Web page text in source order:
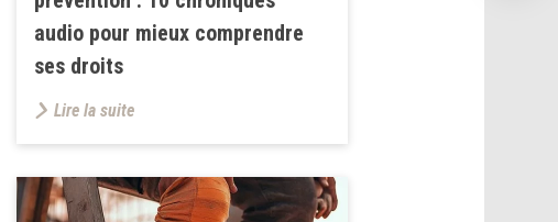
audio pour mieux comprendre
ses droits
Lire la suite